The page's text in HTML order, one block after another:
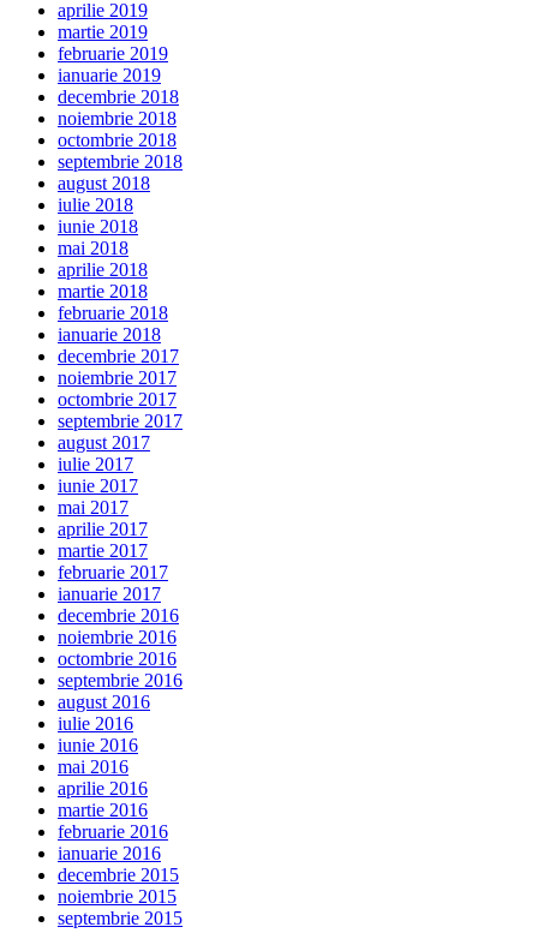
aprilie 2019
martie 2019
februarie 2019
ianuarie 2019
decembrie 2018
noiembrie 2018
octombrie 2018
septembrie 2018
august 2018
iulie 2018
iunie 2018
mai 2018
aprilie 2018
martie 2018
februarie 2018
ianuarie 2018
decembrie 2017
noiembrie 2017
octombrie 2017
septembrie 2017
august 2017
iulie 2017
iunie 2017
mai 2017
aprilie 2017
martie 2017
februarie 2017
ianuarie 2017
decembrie 2016
noiembrie 2016
octombrie 2016
septembrie 2016
august 2016
iulie 2016
iunie 2016
mai 2016
aprilie 2016
martie 2016
februarie 2016
ianuarie 2016
decembrie 2015
noiembrie 2015
septembrie 2015